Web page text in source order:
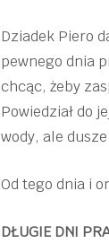
Dziadek Piero
pewnego dnia
chcąc, żeby
Powiedział do
wody, ale
Od tego dnia i
DŁUGIE DNI